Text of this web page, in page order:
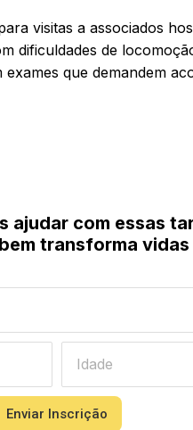
visitas a associados
dificuldades de
que demandem
ajudar com essas
transforma
Enviar Inscrição